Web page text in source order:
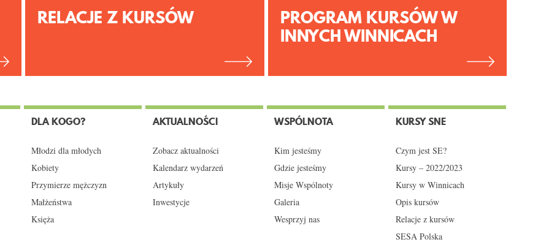
RELACJE Z KURSÓW
PROGRAM KURSÓW W
INNYCH WINNICACH
DLA KOGO?
Młodzi dla młodych
Kobiety
Przymierze mężczyzn
Małżeństwa
Księża
AKTUALNOŚCI
Zobacz aktualności
Kalendarz wydarzeń
Artykuły
Inwestycje
WSPÓLNOTA
Kim jesteśmy
Gdzie jesteśmy
Misje Wspólnoty
Galeria
Wesprzyj nas
KURSY SNE
Czym jest SE?
Kursy – 2022/2023
Kursy w Winnicach
Opis kursów
Relacje z kursów
SESA Polska